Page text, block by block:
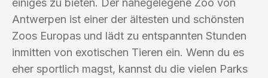
einiges zu bieten. Der nahegelegene Zoo von
Antwerpen ist einer der ältesten und schönsten
Zoos Europas und lädt zu entspannten Stunden
inmitten von exotischen Tieren ein. Wenn du es
eher sportlich magst, kannst du die vielen Parks